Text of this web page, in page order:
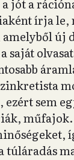
a jót a
írja le,
új
saját
sem
túláradás